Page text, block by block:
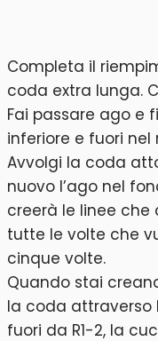
Completa il
coda extra lunga.
Fai passare ago e
inferiore e fuori nel
Avvolgi la coda
nuovo l’ago nel
creerà le linee che
tutte le volte che
cinque volte.
Quando stai
la coda attraverso
fuori da R1-2, la